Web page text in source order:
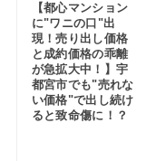
【都心マンション
に"ワニの口"出
現！売り出し価格
と成約価格の乖離
が急拡大中！】宇
都宮市でも"売れな
い価格"で出し続け
ると致命傷に！？